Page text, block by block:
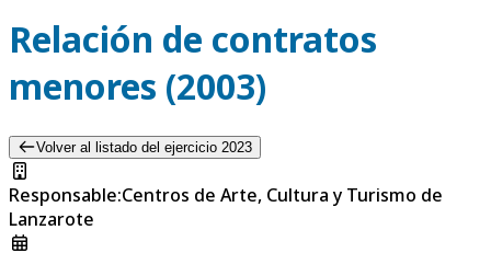
Relación de contratos
menores (2003)
Volver al listado del ejercicio 2023
Responsable:Centros de Arte, Cultura y Turismo de
Lanzarote